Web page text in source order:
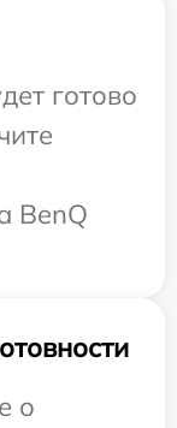
готово
BenQ
о